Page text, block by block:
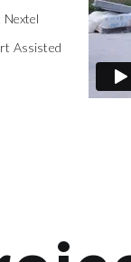
Nextel
Assisted